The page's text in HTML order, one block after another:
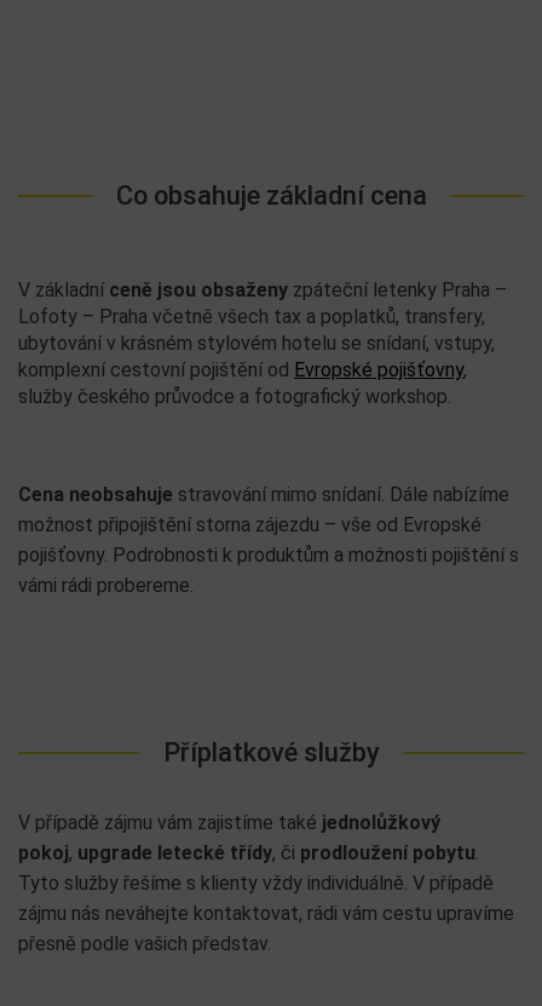
Co obsahuje základní cena
V základní ceně jsou obsaženy zpáteční letenky Praha –
Lofoty – Praha včetně všech tax a poplatků, transfery,
ubytování v krásném stylovém hotelu se snídaní, vstupy,
komplexní cestovní pojištění od Evropské pojišťovny,
služby českého průvodce a fotografický workshop.
Cena neobsahuje stravování mimo snídaní. Dále nabízíme
možnost připojištění storna zájezdu – vše od Evropské
pojišťovny. Podrobnosti k produktům a možnosti pojištění s
vámi rádi probereme.
Příplatkové služby
V případě zájmu vám zajistíme také jednolůžkový
pokoj, upgrade letecké třídy, či prodloužení pobytu.
Tyto služby řešíme s klienty vždy individuálně. V případě
zájmu nás neváhejte kontaktovat, rádi vám cestu upravíme
přesně podle vašich představ.